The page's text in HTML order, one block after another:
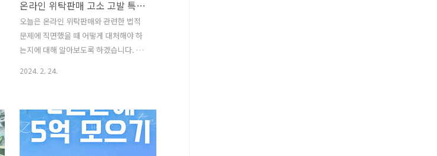
다.1. 난카이 해곡 지진의 역사적 패턴난
카이 해곡에서 발생하는 대지진은 보통
100~200년의 주기로 반복되며, 규모 8~9
에 이르는 초대형 지진이 발생해 일본 열
온라인 위탁판매 고소 고발 특허권 상표권 내용증명 경찰서 법원 대처법 대처방법
오늘은 온라인 위탁판매와 관련한 법적
문제에 직면했을 때 어떻게 대처해야 하
는지에 대해 알아보도록 하겠습니다. 온
은 사업자들에게 필수적인 판매 채널로
자리매김하고 있습니다. 하지만, 거래 과
정에서 발생할 수 있는 다양한 법적 문제
들, 특히 내용증명 수신이나 고소 등의 상
2024. 2. 24.